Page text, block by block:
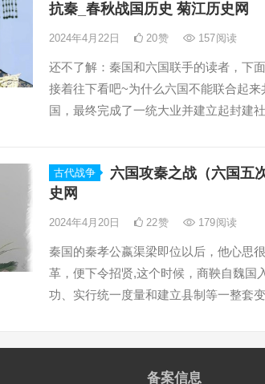
抗秦_春秋战国历史 菊江历史网
2024年4月22日 20赞 157阅读
还不了解：秦国和六国联手的读者，下
接着往下看吧~为什么六国不能联合起
国，最终完成了一统大业并建立起封建
古代战争
六国攻秦之战（六国五
史网
2024年4月20日 22赞 179阅读
秦国的秦孝公嬴渠梁即位以后，他心思
革，便下令招贤,这个时候，商鞅自魏国
功、实行统一度量和建立县制等一整套
备案信息